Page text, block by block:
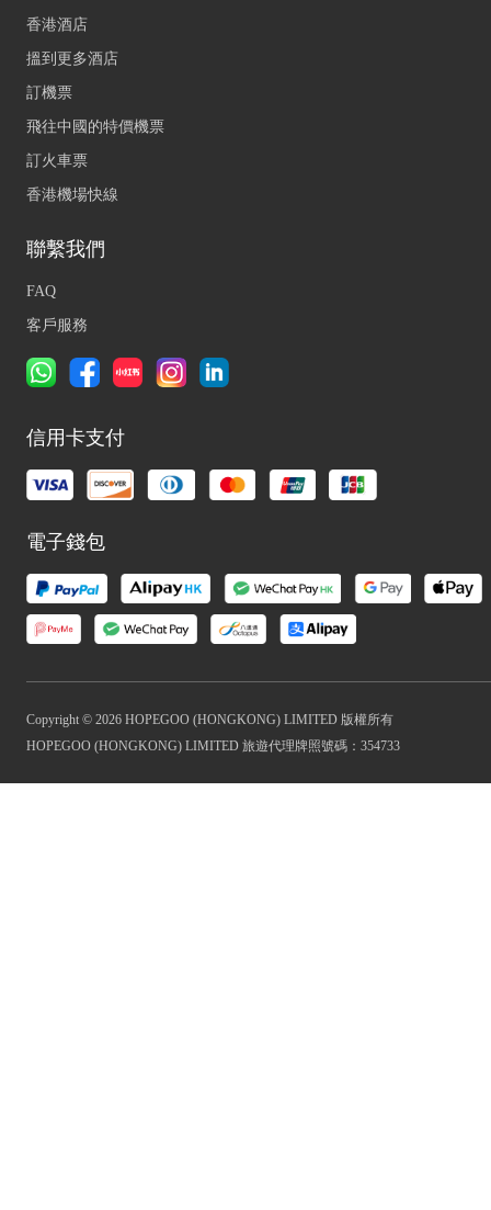
香港酒店
搵到更多酒店
訂機票
飛往中國的特價機票
訂火車票
香港機場快線
聯繫我們
FAQ
客戶服務
信用卡支付
電子錢包
Copyright © 2026 HOPEGOO (HONGKONG) LIMITED 版權所有
HOPEGOO (HONGKONG) LIMITED 旅遊代理牌照號碼：354733